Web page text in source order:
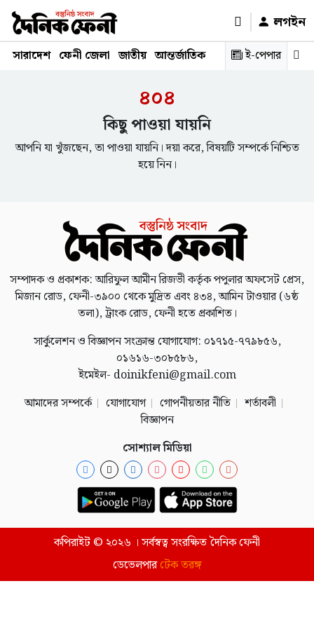
লগইন
সারাদেশ ফেনী জেলা জাতীয় আন্তর্জাতিক রাজনীতি স্বাস্থ্য শিক্ষা
ই-পেপার
৪০৪
কিছু পাওয়া যায়নি
আপনি যা খুঁজছেন, তা পাওয়া যায়নি। দয়া করে, বিষয়টি সম্পর্কে নিশ্চিত
হয়ে নিন।
সম্পাদক ও প্রকাশক: আরিফুল আমীন রিজভী কর্তৃক পপুলার অফসেট প্রেস,
মিজান রোড, ফেনী-৩৯০০ থেকে মুদ্রিত এবং ৪৩৪, আমিন টাওয়ার (৬ষ্ঠ
তলা), ট্রাংক রোড, ফেনী হতে প্রকাশিত।
সার্কুলেশন ও বিজ্ঞাপন সংক্রান্ত যোগাযোগ: ০১৭১৫-৭৭৯৮৫৬,
০১৬১৬-৩০৮৫৮৬,
ইমেইল- doinikfeni@gmail.com
আমাদের সম্পর্কে
যোগাযোগ গোপনীয়তার নীতি
শর্তাবলী
বিজ্ঞাপন
সোশ্যাল মিডিয়া
কপিরাইট © ২০২৬ । সর্বস্বত্ব সংরক্ষিত দৈনিক ফেনী
ডেভেলপারটেক তরঙ্গ